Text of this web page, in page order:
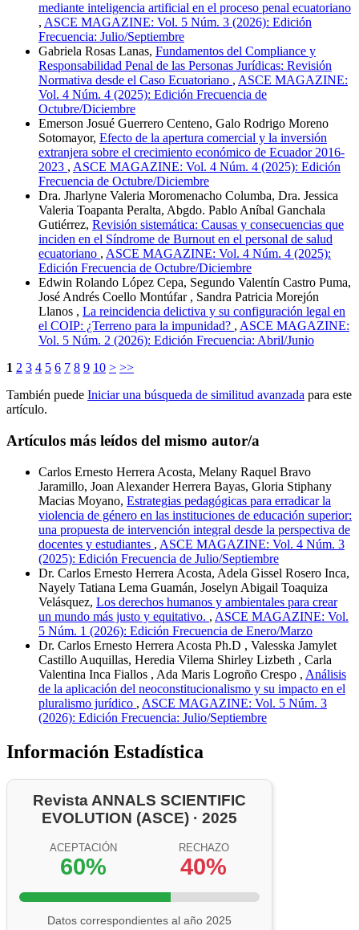
mediante inteligencia artificial en el proceso penal ecuatoriano
, ASCE MAGAZINE: Vol. 5 Núm. 3 (2026): Edición
Frecuencia: Julio/Septiembre
Gabriela Rosas Lanas, Fundamentos del Compliance y
Responsabilidad Penal de las Personas Jurídicas: Revisión
Normativa desde el Caso Ecuatoriano , ASCE MAGAZINE:
Vol. 4 Núm. 4 (2025): Edición Frecuencia de
Octubre/Diciembre
Emerson Josué Guerrero Centeno, Galo Rodrigo Moreno
Sotomayor, Efecto de la apertura comercial y la inversión
extranjera sobre el crecimiento económico de Ecuador 2016-
2023 , ASCE MAGAZINE: Vol. 4 Núm. 4 (2025): Edición
Frecuencia de Octubre/Diciembre
Dra. Jharlyne Valeria Moromenacho Columba, Dra. Jessica
Valeria Toapanta Peralta, Abgdo. Pablo Aníbal Ganchala
Gutiérrez, Revisión sistemática: Causas y consecuencias que
inciden en el Síndrome de Burnout en el personal de salud
ecuatoriano , ASCE MAGAZINE: Vol. 4 Núm. 4 (2025):
Edición Frecuencia de Octubre/Diciembre
Edwin Rolando López Cepa, Segundo Valentín Castro Puma,
José Andrés Coello Montúfar , Sandra Patricia Morejón
Llanos , La reincidencia delictiva y su configuración legal en
el COIP: ¿Terreno para la impunidad? , ASCE MAGAZINE:
Vol. 5 Núm. 2 (2026): Edición Frecuencia: Abril/Junio
1 2 3 4 5 6 7 8 9 10 > >>
También puede Iniciar una búsqueda de similitud avanzada para este
artículo.
Artículos más leídos del mismo autor/a
Carlos Ernesto Herrera Acosta, Melany Raquel Bravo
Jaramillo, Joan Alexander Herrera Bayas, Gloria Stiphany
Macias Moyano, Estrategias pedagógicas para erradicar la
violencia de género en las instituciones de educación superior:
una propuesta de intervención integral desde la perspectiva de
docentes y estudiantes , ASCE MAGAZINE: Vol. 4 Núm. 3
(2025): Edición Frecuencia de Julio/Septiembre
Dr. Carlos Ernesto Herrera Acosta, Adela Gissel Rosero Inca,
Nayely Tatiana Lema Guamán, Joselyn Abigail Toaquiza
Velásquez, Los derechos humanos y ambientales para crear
un mundo más justo y equitativo. , ASCE MAGAZINE: Vol.
5 Núm. 1 (2026): Edición Frecuencia de Enero/Marzo
Dr. Carlos Ernesto Herrera Acosta Ph.D , Valesska Jamylet
Castillo Auquillas, Heredia Vilema Shirley Lizbeth , Carla
Valentina Inca Fiallos , Ada Maris Logroño Crespo , Análisis
de la aplicación del neoconstitucionalismo y su impacto en el
pluralismo jurídico , ASCE MAGAZINE: Vol. 5 Núm. 3
(2026): Edición Frecuencia: Julio/Septiembre
Información Estadística
Revista ANNALS SCIENTIFIC
EVOLUTION (ASCE) · 2025
ACEPTACIÓN
60%
RECHAZO
40%
Datos correspondientes al año 2025